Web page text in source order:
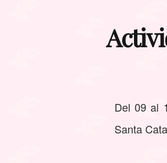
Del 09 al
Santa